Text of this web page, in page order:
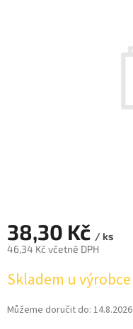
38,30 Kč / ks
46,34 Kč včetně DPH
cena:
Skladem u výrobce
Můžeme doručit do: 14.8.2026